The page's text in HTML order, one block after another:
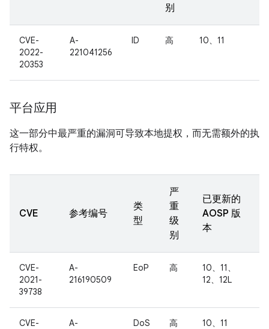
别
CVE-
2022-
20353
A-
221041256
ID 高 10、11
平台应用
这一部分中最严重的漏洞可导致本地提权，而无需额外的执
行特权。
CVE 参考编号
类
型
严
重
级
别
已更新的
AOSP 版
本
CVE-
2021-
39738
A-
216190509
EoP 高
10、11、
12、12L
CVE-
A-
DoS 高 10、11